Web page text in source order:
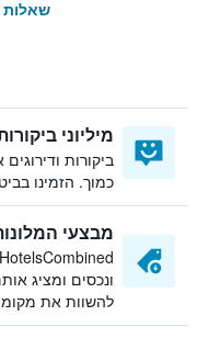
שאלות
מיליוני
ביקורות
כמוך. הזמינו
מבצעי
ונכסים ומציג
להשוות את